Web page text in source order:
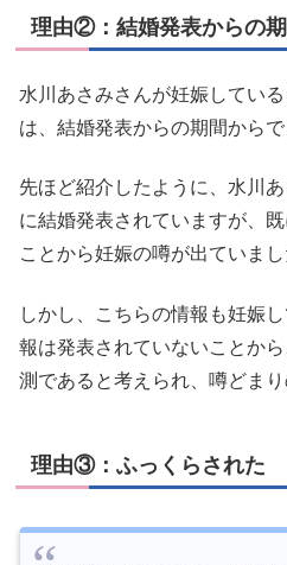
理由②：結婚発表からの
水川あさみさんが妊娠してい
は、結婚発表からの期間からで
先ほど紹介したように、水川
に結婚発表されていますが、
ことから妊娠の噂が出ていまし
しかし、こちらの情報も妊娠
報は発表されていないことか
測であると考えられ、噂どま
理由③：ふっくらされた